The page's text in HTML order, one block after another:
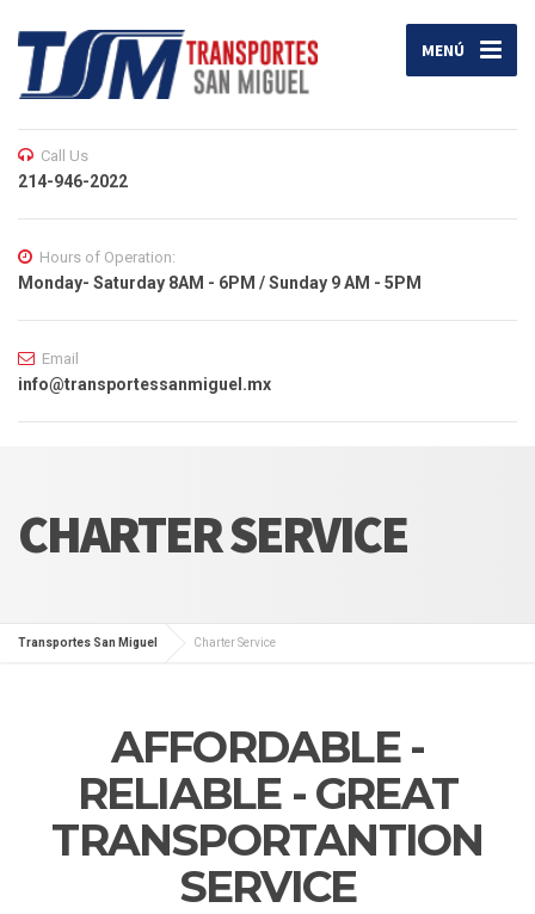
MENÚ
Call Us
214-946-2022
Hours of Operation:
Monday- Saturday 8AM - 6PM / Sunday 9 AM - 5PM
Email
info@transportessanmiguel.mx
CHARTER SERVICE
Transportes San Miguel Charter Service
AFFORDABLE -
RELIABLE - GREAT
TRANSPORTANTION
SERVICE